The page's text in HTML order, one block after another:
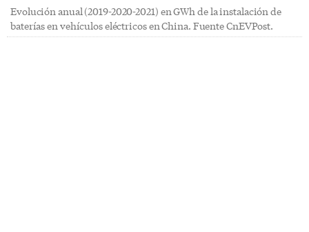
Evolución anual (2019-2020-2021) en GWh de la instalación de
baterías en vehículos eléctricos en China. Fuente CnEVPost.